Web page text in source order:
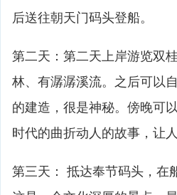
后送往朝天门码头登船。
第二天：第二天上岸游览双
林、有潺潺溪流。之后可以
的建造，很是神秘。傍晚可
时代的曲折动人的故事，让
第三天： 抵达奉节码头，在